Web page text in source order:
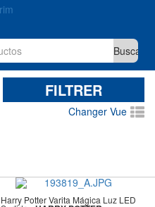
FILTRER
Changer Vue
Harry Potter Varita Mágica Luz LED